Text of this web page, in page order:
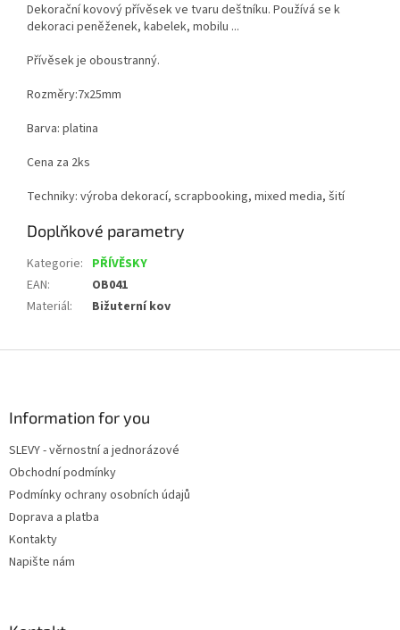
Dekorační kovový přívěsek ve tvaru deštníku. Používá se k
dekoraci peněženek, kabelek, mobilu ...
Přívěsek je oboustranný.
Rozměry:7x25mm
Barva: platina
Cena za 2ks
Techniky: výroba dekorací, scrapbooking, mixed media, šití
Doplňkové parametry
Kategorie: PŘÍVĚSKY
EAN:
OB041
Materiál: Bižuterní kov
Information for you
SLEVY - věrnostní a jednorázové
Obchodní podmínky
Podmínky ochrany osobních údajů
Doprava a platba
Kontakty
Napište nám